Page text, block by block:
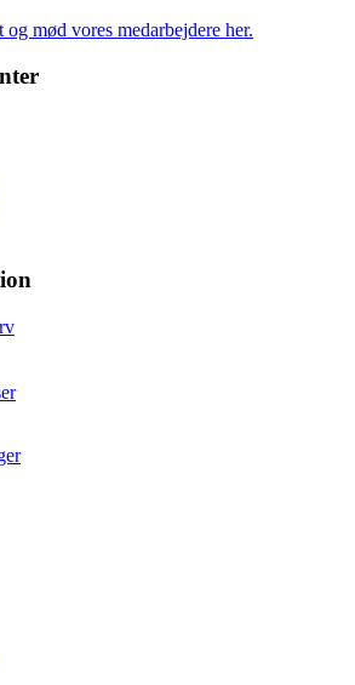
mød vores medarbejdere her.